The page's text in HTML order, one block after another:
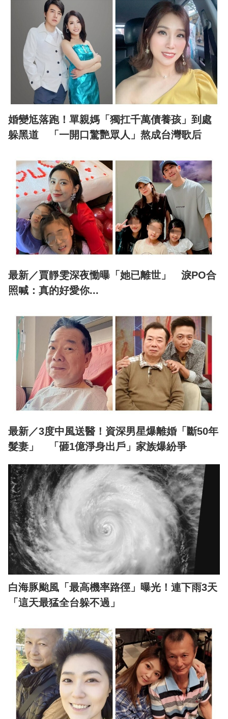
婚變尪落跑！單親媽「獨扛千萬債養孩」到處
躲黑道 「一開口驚艷眾人」熬成台灣歌后
最新／賈靜雯深夜慟曝「她已離世」 淚PO合
照喊：真的好愛你...
最新／3度中風送醫！資深男星爆離婚「斷50年
髮妻」 「砸1億淨身出戶」家族爆紛爭
白海豚颱風「最高機率路徑」曝光！連下雨3天
「這天最猛全台躲不過」